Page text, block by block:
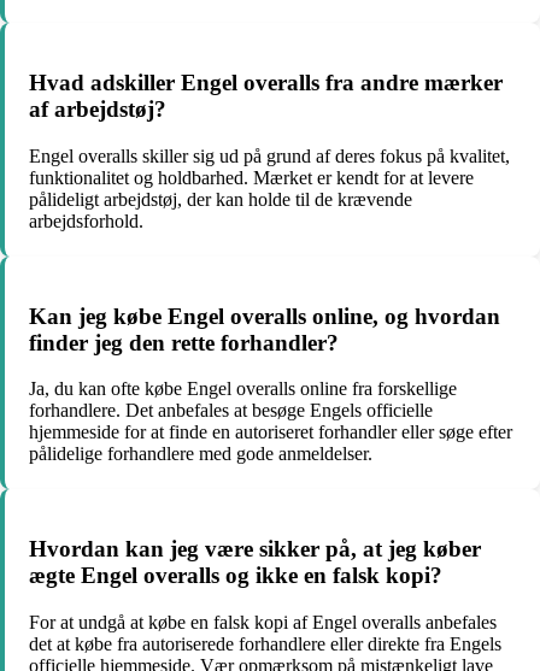
Hvad adskiller Engel overalls fra andre mærker
af arbejdstøj?
Engel overalls skiller sig ud på grund af deres fokus på kvalitet,
funktionalitet og holdbarhed. Mærket er kendt for at levere
pålideligt arbejdstøj, der kan holde til de krævende
arbejdsforhold.
Kan jeg købe Engel overalls online, og hvordan
finder jeg den rette forhandler?
Ja, du kan ofte købe Engel overalls online fra forskellige
forhandlere. Det anbefales at besøge Engels officielle
hjemmeside for at finde en autoriseret forhandler eller søge efter
pålidelige forhandlere med gode anmeldelser.
Hvordan kan jeg være sikker på, at jeg køber
ægte Engel overalls og ikke en falsk kopi?
For at undgå at købe en falsk kopi af Engel overalls anbefales
det at købe fra autoriserede forhandlere eller direkte fra Engels
officielle hjemmeside. Vær opmærksom på mistænkeligt lave